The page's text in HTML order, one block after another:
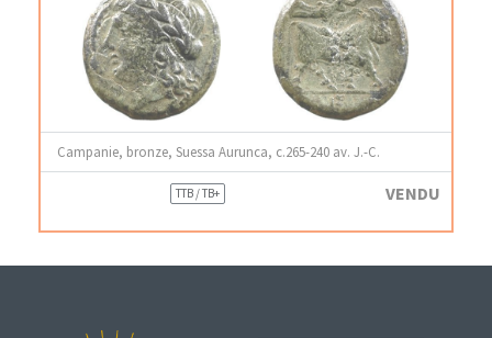
Campanie, bronze, Suessa Aurunca, c.265-240 av. J.-C.
TTB / TB+ VENDU